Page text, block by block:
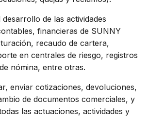
de las actividades
financieras de SUNNY
recaudo de cartera,
en centrales de riesgo, registros
nómina, entre otras.
enviar cotizaciones, devoluciones,
de documentos comerciales, y
las actuaciones, actividades y